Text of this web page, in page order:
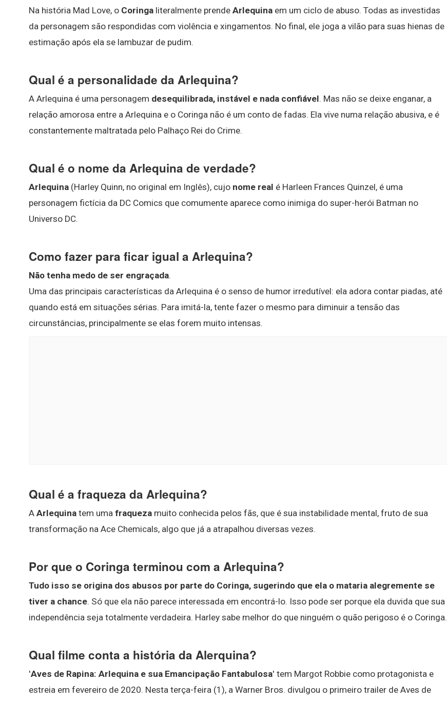
Na história Mad Love, o Coringa literalmente prende Arlequina em um ciclo de abuso. Todas as investidas
da personagem são respondidas com violência e xingamentos. No final, ele joga a vilão para suas hienas de
estimação após ela se lambuzar de pudim.
Qual é a personalidade da Arlequina?
A Arlequina é uma personagem desequilibrada, instável e nada confiável. Mas não se deixe enganar, a
relação amorosa entre a Arlequina e o Coringa não é um conto de fadas. Ela vive numa relação abusiva, e é
constantemente maltratada pelo Palhaço Rei do Crime.
Qual é o nome da Arlequina de verdade?
Arlequina (Harley Quinn, no original em Inglês), cujo nome real é Harleen Frances Quinzel, é uma
personagem fictícia da DC Comics que comumente aparece como inimiga do super-herói Batman no
Universo DC.
Como fazer para ficar igual a Arlequina?
Não tenha medo de ser engraçada.
Uma das principais características da Arlequina é o senso de humor irredutível: ela adora contar piadas, até
quando está em situações sérias. Para imitá-la, tente fazer o mesmo para diminuir a tensão das
circunstâncias, principalmente se elas forem muito intensas.
Qual é a fraqueza da Arlequina?
A Arlequina tem uma fraqueza muito conhecida pelos fãs, que é sua instabilidade mental, fruto de sua
transformação na Ace Chemicals, algo que já a atrapalhou diversas vezes.
Por que o Coringa terminou com a Arlequina?
Tudo isso se origina dos abusos por parte do Coringa, sugerindo que ela o mataria alegremente se
tiver a chance. Só que ela não parece interessada em encontrá-lo. Isso pode ser porque ela duvida que sua
independência seja totalmente verdadeira. Harley sabe melhor do que ninguém o quão perigoso é o Coringa.
Qual filme conta a história da Alerquina?
'Aves de Rapina: Arlequina e sua Emancipação Fantabulosa' tem Margot Robbie como protagonista e
estreia em fevereiro de 2020. Nesta terça-feira (1), a Warner Bros. divulgou o primeiro trailer de Aves de